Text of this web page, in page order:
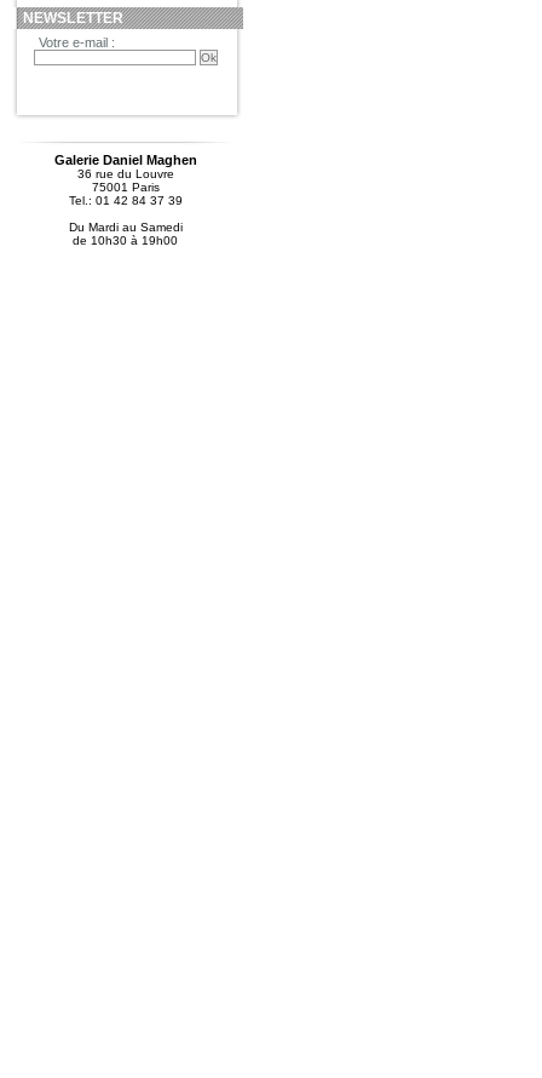
NEWSLETTER
Votre e-mail :
Galerie Daniel Maghen
36 rue du Louvre
75001 Paris
Tel.: 01 42 84 37 39
Du Mardi au Samedi
de 10h30 à 19h00